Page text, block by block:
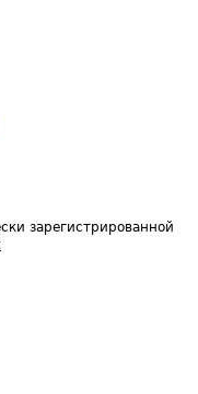
зарегистрированной